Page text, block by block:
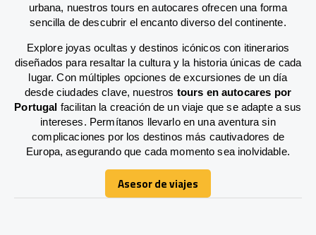
urbana, nuestros tours en autocares ofrecen una forma
sencilla de descubrir el encanto diverso del continente.
Explore joyas ocultas y destinos icónicos con itinerarios
diseñados para resaltar la cultura y la historia únicas de cada
lugar. Con múltiples opciones de excursiones de un día
desde ciudades clave, nuestros tours en autocares por
Portugal facilitan la creación de un viaje que se adapte a sus
intereses. Permítanos llevarlo en una aventura sin
complicaciones por los destinos más cautivadores de
Europa, asegurando que cada momento sea inolvidable.
Asesor de viajes
Asesor de viajes